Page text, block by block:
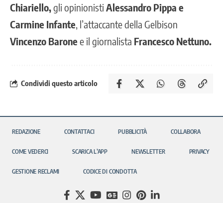
Chiariello,gli opinionisti Alessandro Pippa e
Carmine Infante , l’attaccante della Gelbison
Vincenzo Barone e il giornalista Francesco Nettuno.
Condividi questo articolo
REDAZIONE CONTATTACI PUBBLICITÀ COLLABORA
COME VEDERCI SCARICA L’APP NEWSLETTER PRIVACY
GESTIONE RECLAMI CODICE DI CONDOTTA